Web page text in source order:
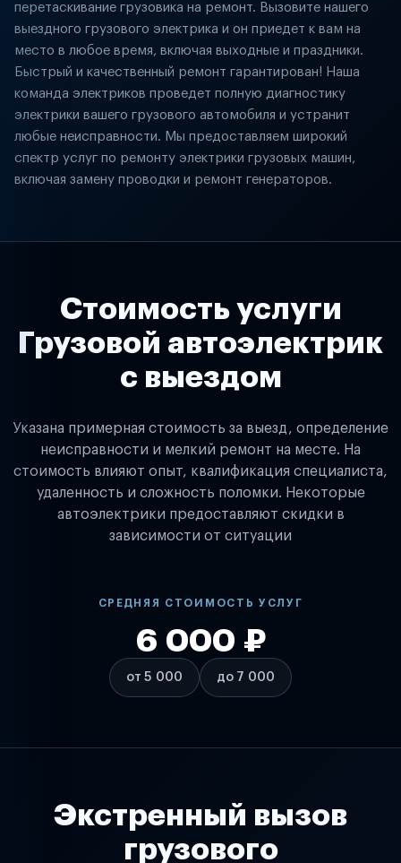
перетаскивание грузовика на ремонт. Вызовите нашего
выездного грузового электрика и он приедет к вам на
место в любое время, включая выходные и праздники.
Быстрый и качественный ремонт гарантирован! Наша
команда электриков проведет полную диагностику
электрики вашего грузового автомобиля и устранит
любые неисправности. Мы предоставляем широкий
спектр услуг по ремонту электрики грузовых машин,
включая замену проводки и ремонт генераторов.
Стоимость услуги
Грузовой автоэлектрик
с выездом
Указана примерная стоимость за выезд, определение
неисправности и мелкий ремонт на месте. На
стоимость влияют опыт, квалификация специалиста,
удаленность и сложность поломки. Некоторые
автоэлектрики предоставляют скидки в
зависимости от ситуации
СРЕДНЯЯ СТОИМОСТЬ УСЛУГ
от 5 000
6 000 ₽
до 7 000
Экстренный вызов
грузового